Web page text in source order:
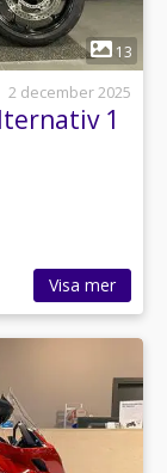
13
2 december 2025
1
Visa mer